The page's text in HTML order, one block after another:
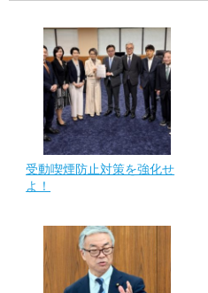
受動喫煙防止対策を強化せ
よ！